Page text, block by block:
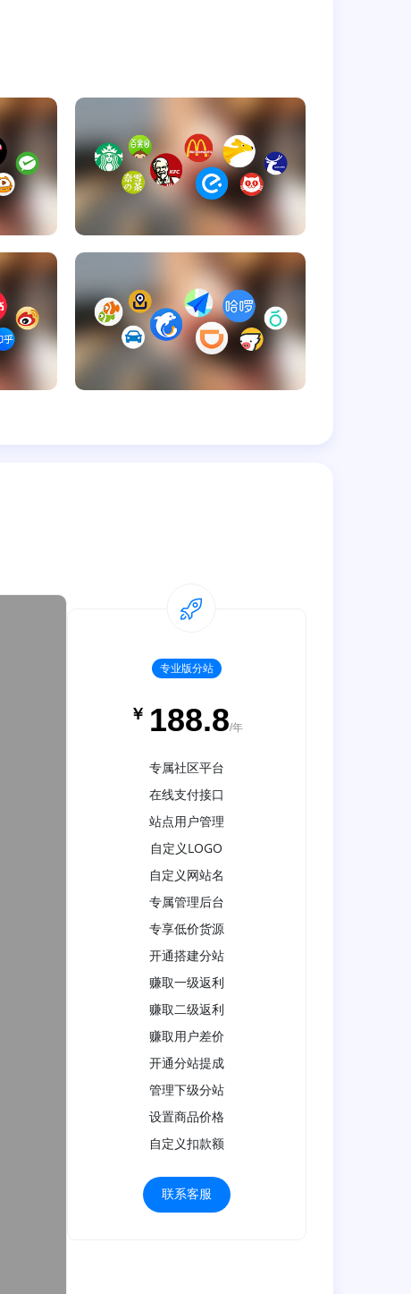
专业版分站
￥ 188.8/年
专属社区平台
在线支付接口
站点用户管理
自定义LOGO
自定义网站名
专属管理后台
专享低价货源
开通搭建分站
赚取一级返利
赚取二级返利
赚取用户差价
开通分站提成
管理下级分站
设置商品价格
自定义扣款额
联系客服